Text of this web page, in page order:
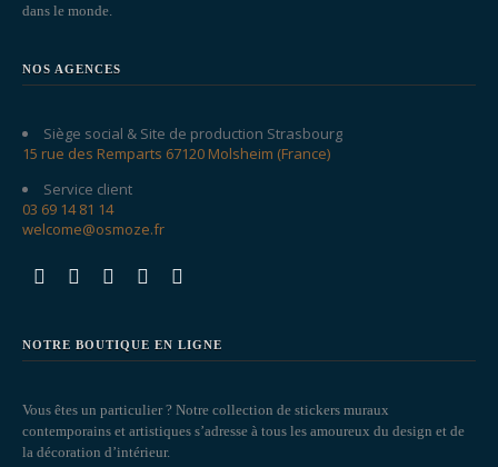
dans le monde.
NOS AGENCES
Siège social & Site de production Strasbourg
15 rue des Remparts 67120 Molsheim (France)
Service client
03 69 14 81 14
welcome@osmoze.fr
NOTRE BOUTIQUE EN LIGNE
Vous êtes un particulier ? Notre collection de stickers muraux
contemporains et artistiques s’adresse à tous les amoureux du design et de
la décoration d’intérieur.